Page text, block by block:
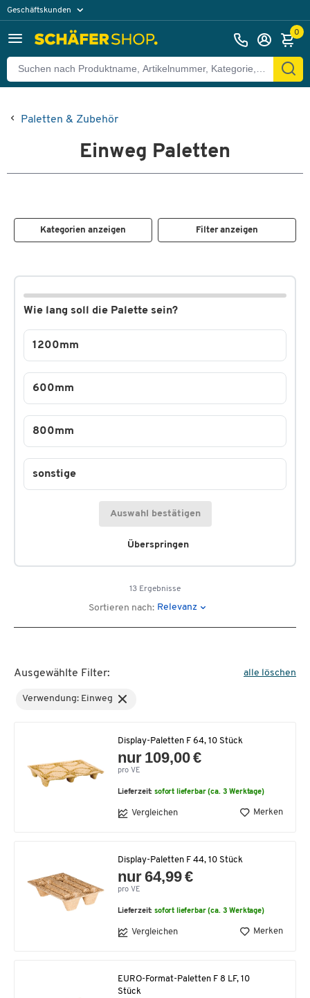
Geschäftskunden
0
Paletten & Zubehör
Einweg Paletten
Kategorien anzeigen Filter anzeigen
Wie lang soll die Palette sein?
Überspringen
1200mm
600mm
800mm
sonstige
Auswahl bestätigen
13 Ergebnisse
Sortieren nach: Relevanz
Ausgewählte Filter: alle löschen
Verwendung: Einweg
Display-Paletten F 64, 10 Stück
nur 109,00 €
pro VE
Lieferzeit:sofort lieferbar (ca. 3 Werktage)
Vergleichen Merken
Display-Paletten F 44, 10 Stück
nur 64,99 €
pro VE
Lieferzeit:sofort lieferbar (ca. 3 Werktage)
Vergleichen Merken
EURO-Format-Paletten F 8 LF, 10
Stück